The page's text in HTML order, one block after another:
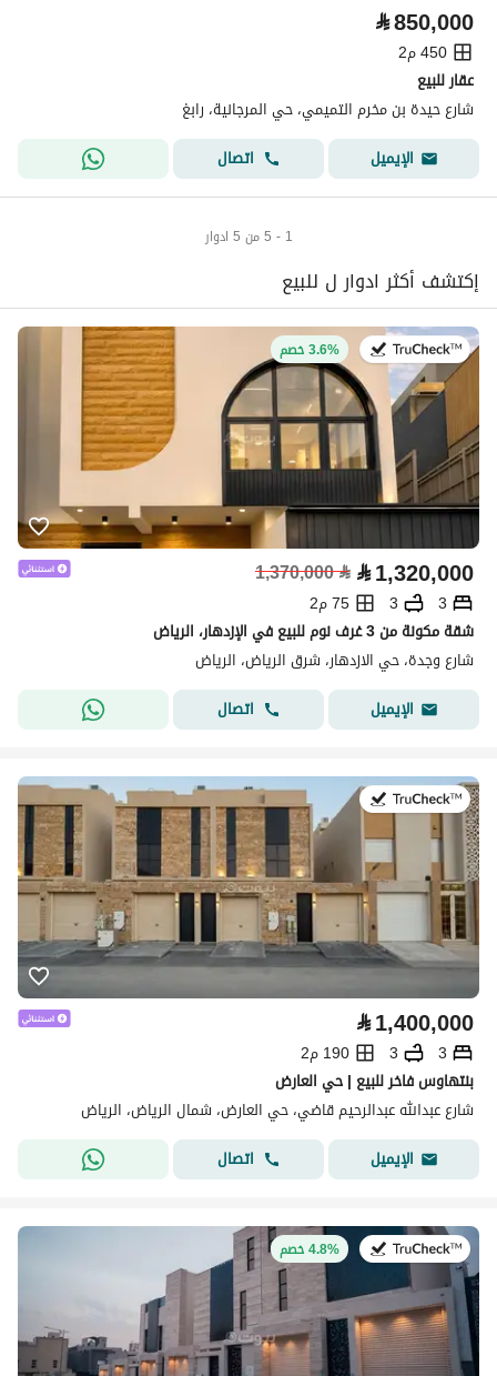
⃁850,000
450 م2
عقار للبيع
شارع حيدة بن مخرم التميمي، حي المرجانية، رابغ
الإيميل
اتصال
1 - 5 من 5 ادوار
إكتشف أكثر ادوار ل للبيع
في:11 يوليو 20263.6% خصم
⃁1,320,000
⃁
1,370,000
3
3
75 م2
شقة مكونة من 3 غرف نوم للبيع في الإزدهار، الرياض
شارع وجدة، حي الازدهار، شرق الرياض، الرياض
الإيميل
اتصال
في:27 يوليو 2026
⃁1,400,000
3
3
190 م2
بنتهاوس فاخر للبيع | حي العارض
شارع عبدالله عبدالرحيم قاضي، حي العارض، شمال الرياض، الرياض
الإيميل
اتصال
في:20 يوليو 20264.8% خصم